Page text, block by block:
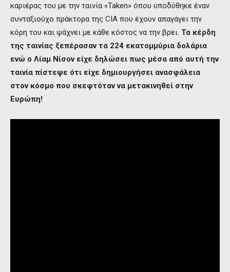
καριέρας του με την ταινία «Taken» όπου υποδύθηκε έναν
συνταξιούχο πράκτορα της CIA που έχουν απαγάγει την
κόρη του και ψάχνει με κάθε κόστος να την βρει. Τα κέρδη
της ταινίας ξεπέρασαν τα 224 εκατομμύρια δολάρια
ενώ ο Λίαμ Νίσον είχε δηλώσει πως μέσα από αυτή την
ταινία πίστεψε ότι είχε δημιουργήσει ανασφάλεια
στον κόσμο που σκεφτόταν να μετακινηθεί στην
Ευρώπη!